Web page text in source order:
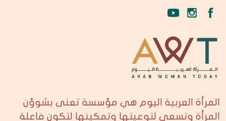
المرأة العربية اليوم هي مؤسسة تعنى بشوؤن
المرأة وتسعى لتوعيتها وتمكينها لتكون فاعلة